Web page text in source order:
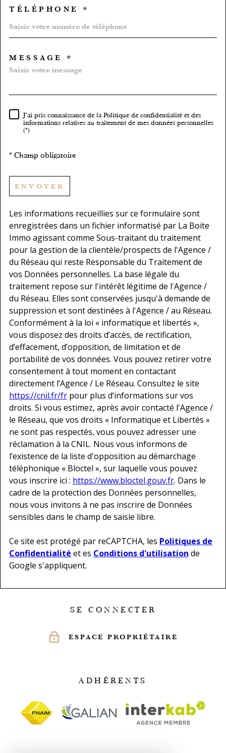
TÉLÉPHONE *
MESSAGE *
RÈGLEMENTATION
J'ai pris connaissance de la Politique de confidentialité et des
informations relatives au traitement de mes données personnelles
(*)
* Champ obligatoire
ENVOYER
Les informations recueillies sur ce formulaire sont
enregistrées dans un fichier informatisé par La Boite
Immo agissant comme Sous-traitant du traitement
pour la gestion de la clientèle/prospects de l'Agence /
du Réseau qui reste Responsable du Traitement de
vos Données personnelles. La base légale du
traitement repose sur l'intérêt légitime de l'Agence /
du Réseau. Elles sont conservées jusqu'à demande de
suppression et sont destinées à l'Agence / au Réseau.
Conformément à la loi « informatique et libertés »,
vous disposez des droits d’accès, de rectification,
d’effacement, d’opposition, de limitation et de
portabilité de vos données. Vous pouvez retirer votre
consentement à tout moment en contactant
directement l’Agence / Le Réseau. Consultez le site
https://cnil.fr/fr pour plus d’informations sur vos
droits. Si vous estimez, après avoir contacté l'Agence /
le Réseau, que vos droits « Informatique et Libertés »
ne sont pas respectés, vous pouvez adresser une
réclamation à la CNIL. Nous vous informons de
l’existence de la liste d'opposition au démarchage
téléphonique « Bloctel », sur laquelle vous pouvez
vous inscrire ici : https://www.bloctel.gouv.fr. Dans le
cadre de la protection des Données personnelles,
nous vous invitons à ne pas inscrire de Données
sensibles dans le champ de saisie libre.
Ce site est protégé par reCAPTCHA, les Politiques de
Confidentialité et es Conditions d'utilisation de
Google s'appliquent.
SE CONNECTER
ESPACE PROPRIÉTAIRE
ADHÉRENTS